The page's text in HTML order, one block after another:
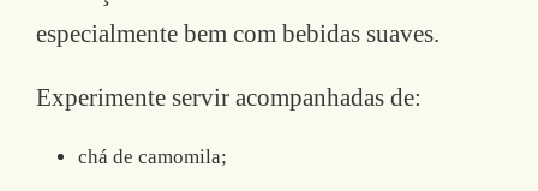
especialmente bem com bebidas suaves.
Experimente servir acompanhadas de:
chá de camomila;